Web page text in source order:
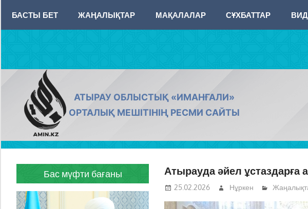
content
БАСТЫ БЕТ ЖАҢАЛЫҚТАР МАҚАЛАЛАР СҰХБАТТАР
AMIN.KZ
АТЫРАУ ОБЛЫСТЫҚ «ИМАНҒАЛИ»
ОРТАЛЫҚ МЕШІТІНІҢ РЕСМИ САЙТЫ
Атырауда әйел ұстаздарға
25.02.2026 Нұркен
Бас мүфти бағаны